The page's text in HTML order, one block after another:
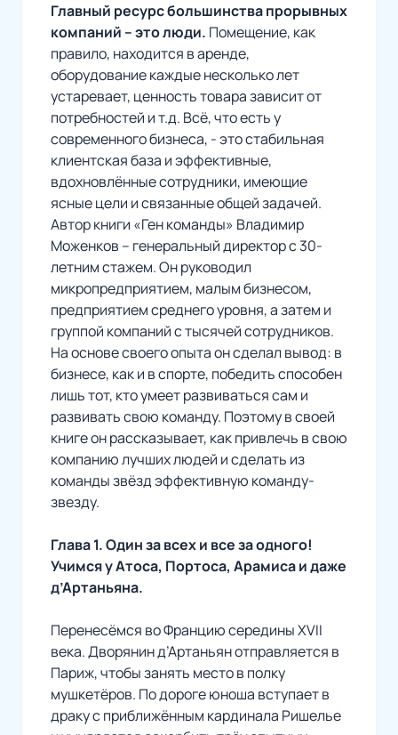
Главный ресурс большинства прорывных
компаний – это люди. Помещение, как
правило, находится в аренде,
оборудование каждые несколько лет
устаревает, ценность товара зависит от
потребностей и т.д. Всё, что есть у
современного бизнеса, - это стабильная
клиентская база и эффективные,
вдохновлённые сотрудники, имеющие
ясные цели и связанные общей задачей.
Автор книги «Ген команды» Владимир
Моженков – генеральный директор с 30-
летним стажем. Он руководил
микропредприятием, малым бизнесом,
предприятием среднего уровня, а затем и
группой компаний с тысячей сотрудников.
На основе своего опыта он сделал вывод: в
бизнесе, как и в спорте, победить способен
лишь тот, кто умеет развиваться сам и
развивать свою команду. Поэтому в своей
книге он рассказывает, как привлечь в свою
компанию лучших людей и сделать из
команды звёзд эффективную команду-
звезду.
Глава 1. Один за всех и все за одного!
Учимся у Атоса, Портоса, Арамиса и даже
д’Артаньяна.
Перенесёмся во Францию середины XVII
века. Дворянин д’Артаньян отправляется в
Париж, чтобы занять место в полку
мушкетёров. По дороге юноша вступает в
драку с приближённым кардинала Ришелье